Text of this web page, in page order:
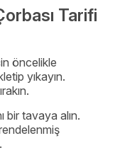
Tarifi
öncelikle
yıkayın.
bir tavaya alın.